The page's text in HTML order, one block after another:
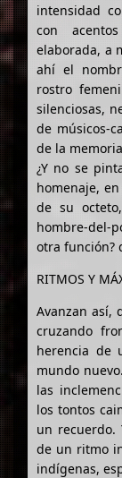
intensidad
con
elaborada, a
ahí el
rostro
silenciosas,
de músicos-
de la
¿Y no se
homenaje,
de su
hombre-del-
otra función?
RITMOS Y
Avanzan así,
cruzando
herencia de
mundo
las
los tontos
un recuerdo.
de un ritmo
indígenas,